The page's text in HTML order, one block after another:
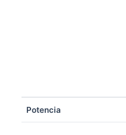
Potencia